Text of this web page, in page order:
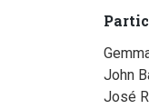
John
José